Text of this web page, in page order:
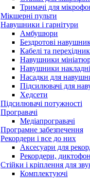
Тримачі для
Мікшерні пульти
Навушники і гарнітури
Амбушюри
Бездротові
Кабелі та
Навушники
Навушники накладні
Насадки для
Підсилювачі для
Хедсети
Підсилювачі потужності
Програвачі
Медіапрогравачі
Програмне забезпечення
Рекордери і все до них
Аксесуари для
Рекордери,
Стійки і кріплення для
Комплектуючі